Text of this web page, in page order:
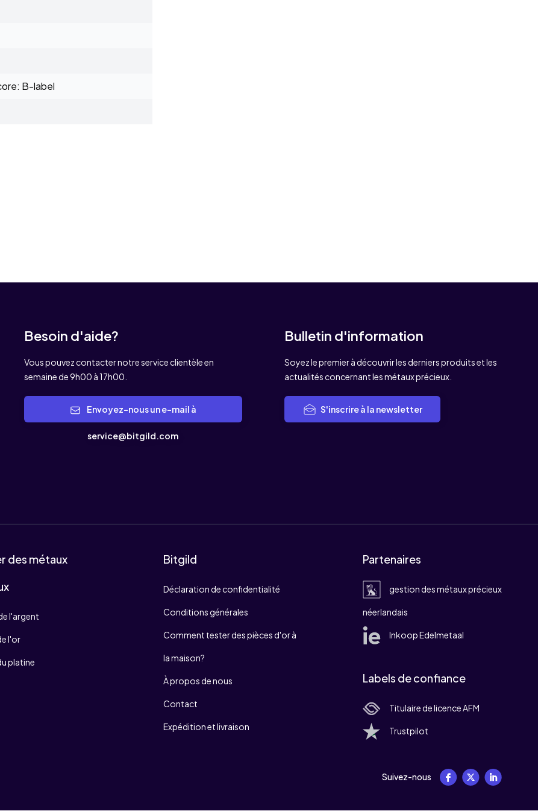
B-label
Besoin d'aide?
Vous pouvez contacter notre service clientèle en
semaine de 9h00 à 17h00.
service@bitgild.com
Bulletin d'information
Soyez le premier à découvrir les derniers produits et les
actualités concernant les métaux précieux.
S'inscrire à la newsletter
des métaux
l'argent
l'or
platine
Bitgild
Déclaration de confidentialité
Conditions générales
Comment tester des pièces d'or à
la maison?
À propos de nous
Contact
Expédition et livraison
Partenaires
gestion des métaux précieux
néerlandais
Inkoop Edelmetaal
Labels de confiance
Titulaire de licence AFM
Trustpilot
Suivez-nous